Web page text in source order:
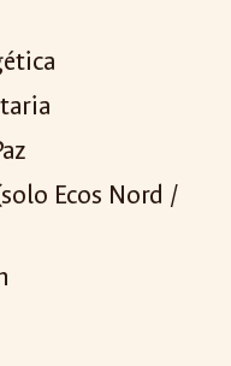
Ecos Nord /